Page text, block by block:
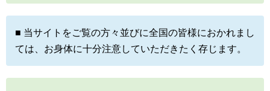
■ 当サイトをご覧の方々並びに全国の皆様におかれまし
ては、お身体に十分注意していただきたく存じます。